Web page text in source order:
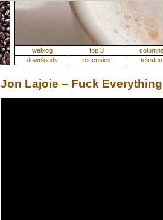
weblog top 3 columns
downloads
recensies teksten
Jon Lajoie – Fuck Everything